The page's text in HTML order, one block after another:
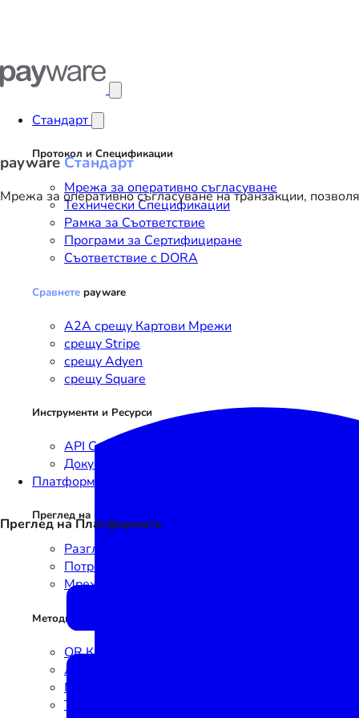
Стандарт
Протокол и Спецификации
Мрежа за оперативно съгласуване
Технически Спецификации
Рамка за Съответствие
Програми за Сертифициране
Съответствие с DORA
Сравнете payware
A2A срещу Картови Мрежи
срещу Stripe
срещу Adyen
срещу Square
Инструменти и Ресурси
API Справка
Документация
Платформа
Преглед на Платформата
Разгледайте Платформата
Потребителски сценарии
Мрежа
Методи за Иницииране на Плащания
QR Код
Линк
NFC
Текст
paywareСтандарт
Мрежа за оперативно съгласуване на транзакции,
Преглед на Платформата